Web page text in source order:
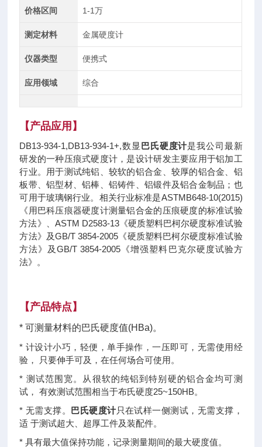
价格区间 1-1万
测定材料 金属硬度计
仪器类型 便携式
应用领域 综合
【产品应用 】
DB13-934-1,DB13-934-1+,数显 巴氏硬度计是我公司最新
研发的一种压痕式硬度计，是设计研发主要应用于铝加工
行业。用于测试纯铝、较软的铝合金、较厚的铝合金、铝
板带、铝型材、铝棒、铝铸件、铝锻件及铝合金制品；也
可用于玻璃钢行业。相关行业标准是ASTMB648-10(2015)
《用巴科压痕器硬度计测量铝合金的压痕硬度的标准试验
方法》、ASTM D2583-13《硬质塑料巴柯尔硬度标准试验
方法》及GB/T 3854-2005《硬质塑料巴柯尔硬度标准试验
方法》及GB/T 3854-2005《增强塑料巴克尔硬度试验方
法》。
【产品特点 】
* 可测量材料的巴氏硬度值(HBa)。
* 计设计小巧，轻便，单手操作，一压即可，无需使用经
验， 只要伸手可及，在任何场合可使用。
* 测试范围宽。从很软的纯铝到特别硬的铝合金均可测
试， 有效测试范围相当于布氏硬度25~150HB。
* 无需支撑。 巴氏硬度计只在试样一侧测试，无需支撑，
适 于测试超大、超厚工件及装配件。
* 具有最大值保持功能，记录测量期间的最大硬度值。